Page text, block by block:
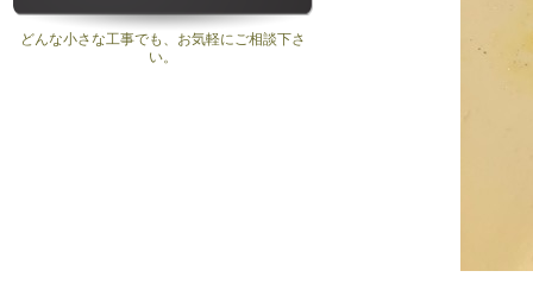
どんな小さな工事でも、お気軽にご相談下さ
い。